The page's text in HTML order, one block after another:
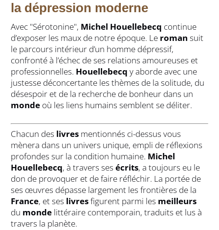
la dépression moderne
Avec "Sérotonine", Michel Houellebecq continue
d’exposer les maux de notre époque. Le roman suit
le parcours intérieur d’un homme dépressif,
confronté à l’échec de ses relations amoureuses et
professionnelles. Houellebecq y aborde avec une
justesse déconcertante les thèmes de la solitude, du
désespoir et de la recherche de bonheur dans un
monde où les liens humains semblent se déliter.
Chacun des livres mentionnés ci-dessus vous
mènera dans un univers unique, empli de réflexions
profondes sur la condition humaine. Michel
Houellebecq, à travers sesécrits, a toujours eu le
don de provoquer et de faire réfléchir. La portée de
ses œuvres dépasse largement les frontières de la
France, et ses livresfigurent parmi les meilleurs
du monde littéraire contemporain, traduits et lus à
travers la planète.